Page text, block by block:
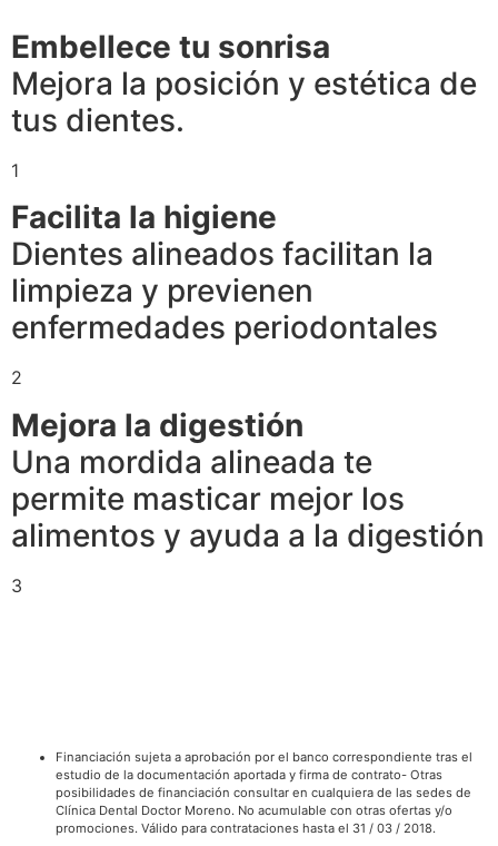
Embellece tu sonrisa
Mejora la posición y estética de
tus dientes.
1
Facilita la higiene
Dientes alineados facilitan la
limpieza y previenen
enfermedades periodontales
2
Mejora la digestión
Una mordida alineada te
permite masticar mejor los
alimentos y ayuda a la digestión
3
Financiación sujeta a aprobación por el banco correspondiente tras el
estudio de la documentación aportada y firma de contrato- Otras
posibilidades de financiación consultar en cualquiera de las sedes de
Clínica Dental Doctor Moreno. No acumulable con otras ofertas y/o
promociones. Válido para contrataciones hasta el 31 / 03 / 2018.